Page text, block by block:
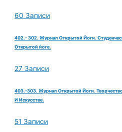
60 Записи
402.- 302. Журнал Открытой Йоги.
Открытой йоге.
27 Записи
403.-303. Журнал Открытой Йоги.
И Искусстве.
51 Записи